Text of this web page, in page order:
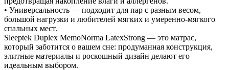
• Универсальность — подходит для пар с разным весом,
большой нагрузки и любителей мягких и умеренно-мягкого
спальных мест.
Sleeptek Duplex MemoNorma LatexStrong — это матрас,
который заботится о вашем сне: продуманная конструкция,
элитные материалы и роскошный дизайн делают его
идеальным выбором.